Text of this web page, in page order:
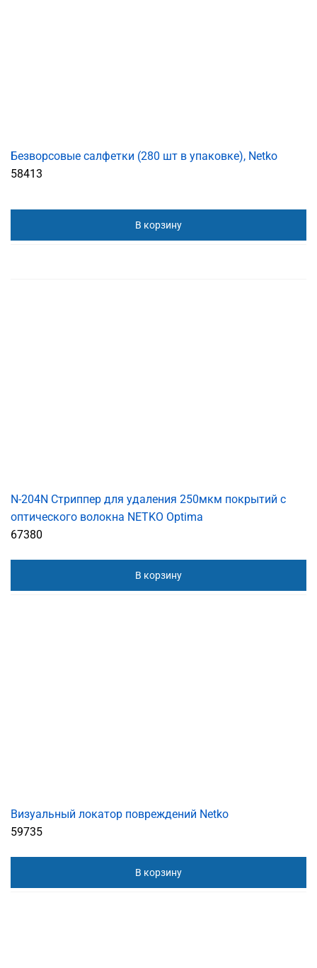
Безворсовые салфетки (280 шт в упаковке), Netko
58413
В корзину
N-204N Cтриппер для удаления 250мкм покрытий с
оптического волокна NETKO Optima
67380
В корзину
Визуальный локатор повреждений Netko
59735
В корзину